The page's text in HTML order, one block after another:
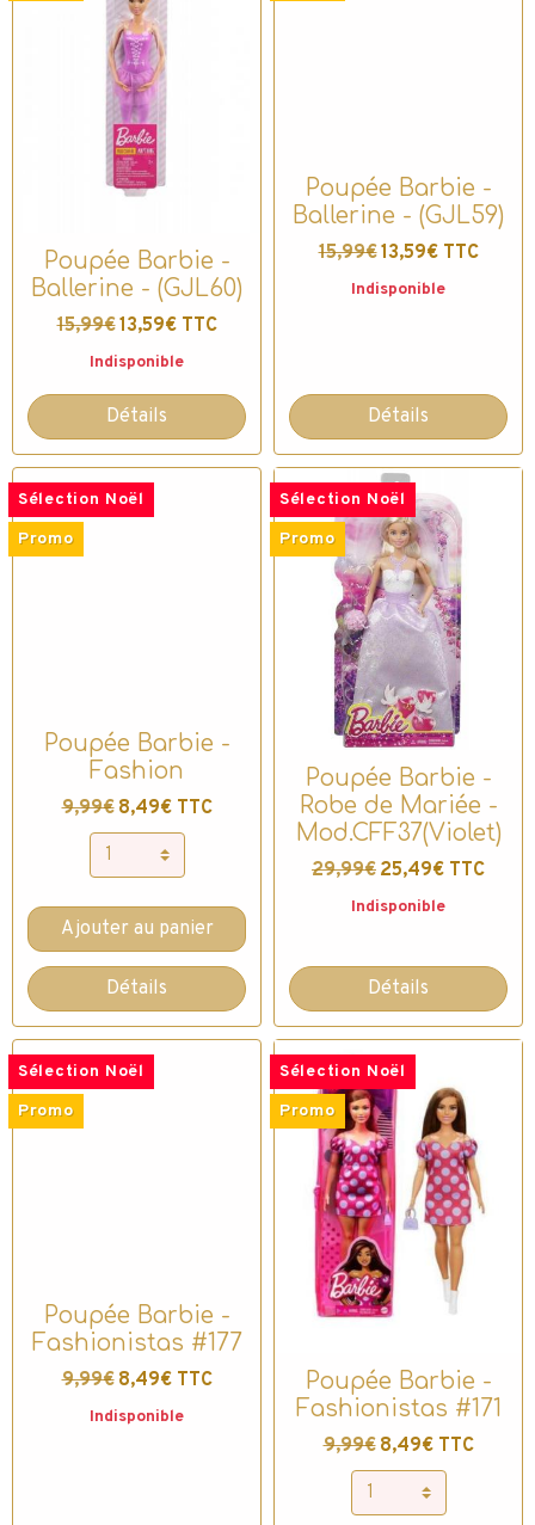
Poupée Barbie -
Ballerine - (GJL60)
15,99€13,59€ TTC
Indisponible
Détails
Poupée Barbie -
Ballerine - (GJL59)
15,99€13,59€ TTC
Indisponible
Détails
Sélection Noël
Promo
Poupée Barbie -
Fashion
9,99€ 8,49€ TTC
Ajouter au panier
Détails
Sélection Noël
Promo
Poupée Barbie -
Robe de Mariée -
Mod.CFF37(Violet)
29,99€ 25,49€ TTC
Indisponible
Détails
Sélection Noël
Promo
Poupée Barbie -
Fashionistas #177
9,99€ 8,49€ TTC
Indisponible
Sélection Noël
Promo
Poupée Barbie -
Fashionistas #171
9,99€ 8,49€ TTC